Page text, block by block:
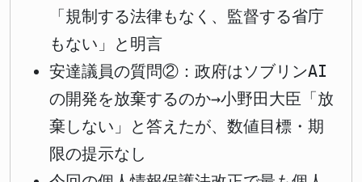
「規制する法律もなく、監督する省庁
もない」と明言
安達議員の質問②：政府はソブリンAI
の開発を放棄するのか→小野田大臣「放
棄しない」と答えたが、数値目標・期
限の提示なし